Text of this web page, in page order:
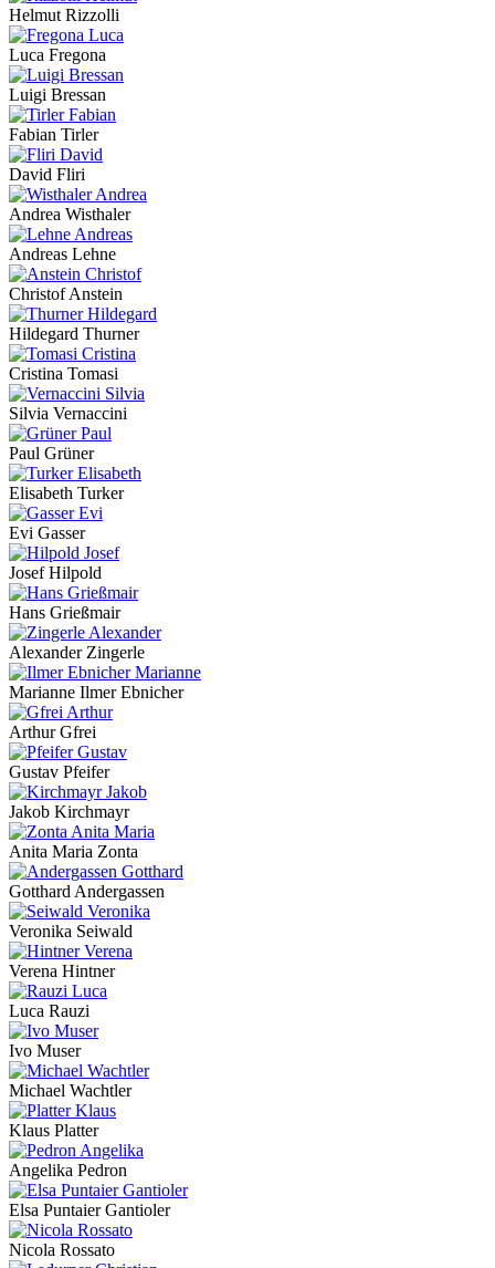
Helmut Rizzolli
Luca Fregona
Luigi Bressan
Fabian Tirler
David Fliri
Andrea Wisthaler
Andreas Lehne
Christof Anstein
Hildegard Thurner
Cristina Tomasi
Silvia Vernaccini
Paul Grüner
Elisabeth Turker
Evi Gasser
Josef Hilpold
Hans Grießmair
Alexander Zingerle
Marianne Ilmer Ebnicher
Arthur Gfrei
Gustav Pfeifer
Jakob Kirchmayr
Anita Maria Zonta
Gotthard Andergassen
Veronika Seiwald
Verena Hintner
Luca Rauzi
Ivo Muser
Michael Wachtler
Klaus Platter
Angelika Pedron
Elsa Puntaier Gantioler
Nicola Rossato